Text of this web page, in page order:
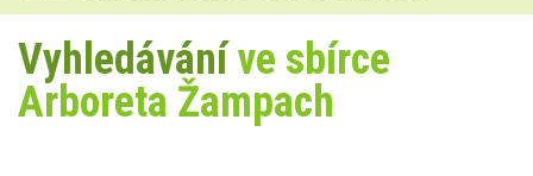
Vyhledáváníve sbírce
Arboreta Žampach